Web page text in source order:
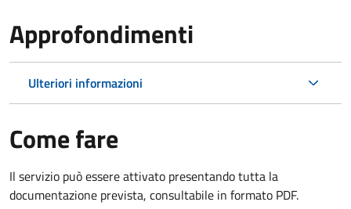
Approfondimenti
Ulteriori informazioni
Come fare
Il servizio può essere attivato presentando tutta la
documentazione prevista, consultabile in formato PDF.